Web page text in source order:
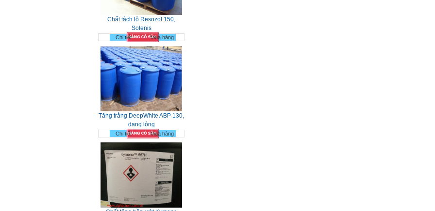
Chất tách lô Resozol 150,
Solenis
Chi tiết Mua hàng
Tăng trắng DeepWhite ABP 130,
dạng lỏng
Chi tiết Mua hàng
Chất tăng bền ướt Kymene
557H